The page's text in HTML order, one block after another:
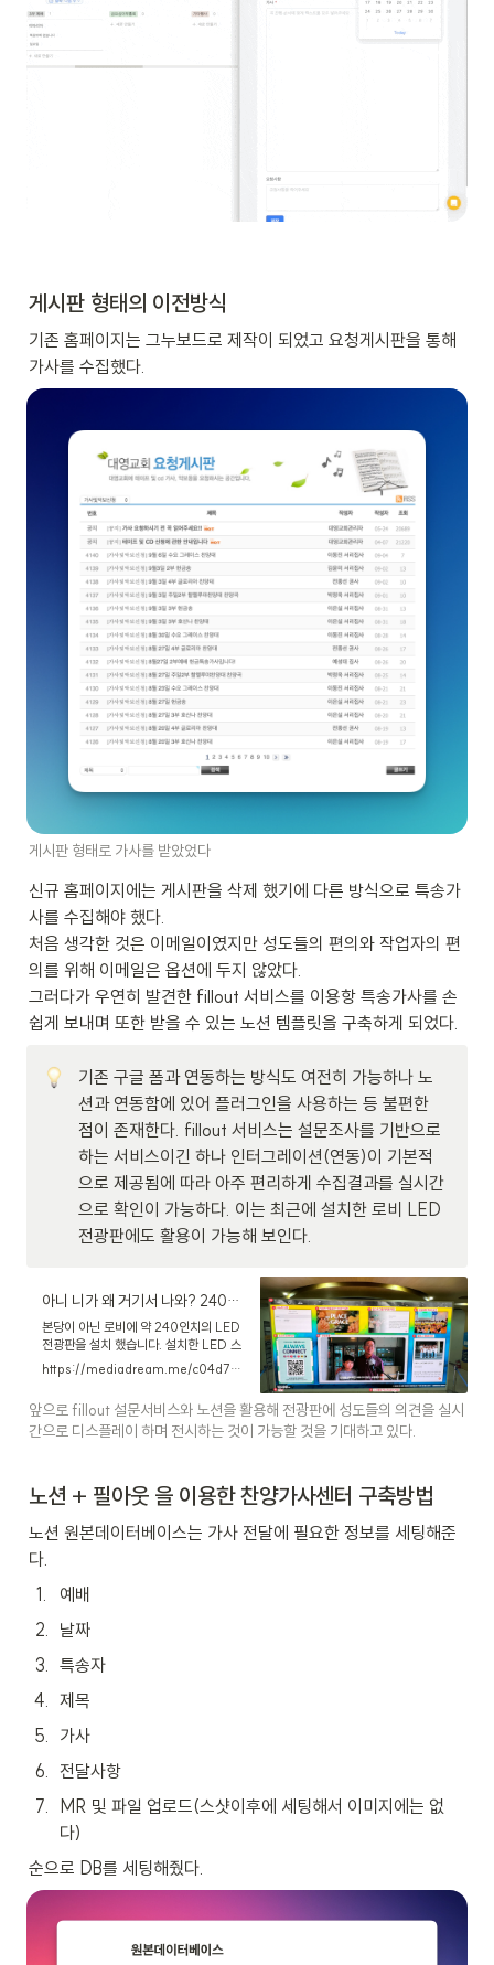
게시판 형태의 이전방식
기존 홈페이지는 그누보드로 제작이 되었고 요청게시판을 통해
가사를 수집했다.
게시판 형태로 가사를 받았었다
신규 홈페이지에는 게시판을 삭제 했기에 다른 방식으로 특송가
사를 수집해야 했다.
처음 생각한 것은 이메일이였지만 성도들의 편의와 작업자의 편
의를 위해 이메일은 옵션에 두지 않았다.
그러다가 우연히 발견한 fillout 서비스를 이용항 특송가사를 손
쉽게 보내며 또한 받을 수 있는 노션 템플릿을 구축하게 되었다.
기존 구글 폼과 연동하는 방식도 여전히 가능하나 노
션과 연동함에 있어 플러그인을 사용하는 등 불편한
점이 존재한다. fillout 서비스는 설문조사를 기반으로
하는 서비스이긴 하나 인터그레이션(연동)이 기본적
으로 제공됨에 따라 아주 편리하게 수집결과를 실시간
으로 확인이 가능하다. 이는 최근에 설치한 로비 LED
전광판에도 활용이 가능해 보인다.
아니 니가 왜 거기서 나와? 240인치 LED 전광판이 로비에…
본당이 아닌 로비에 약 240인치의 LED
전광판을 설치 했습니다. 설치한 LED 스
펙과 공사개요 사용하게 될 사이니지 앱
선정과정 그리고 앞으로의 운영비전에 대
https://mediadream.me/c04d7bb6-56dd-489d-8eaf-7b152002e131
앞으로 fillout 설문서비스와 노션을 활용해 전광판에 성도들의 의견을 실시
간으로 디스플레이 하며 전시하는 것이 가능할 것을 기대하고 있다.
노션 + 필아웃 을 이용한 찬양가사센터 구축방법
노션 원본데이터베이스는 가사 전달에 필요한 정보를 세팅해준
다.
1
예배
2
날짜
3
특송자
4
제목
5
가사
6
전달사항
7
MR 및 파일 업로드(스샷이후에 세팅해서 이미지에는 없
다)
순으로 DB를 세팅해줬다.